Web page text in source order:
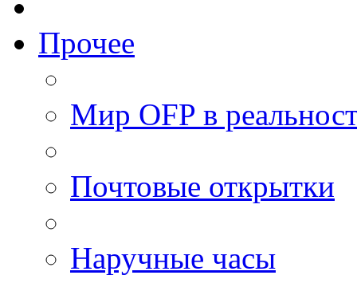
Прочее
Мир OFP в
Почтовые открытки
Наручные часы